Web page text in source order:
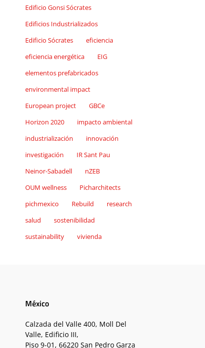
Edificio Gonsi Sócrates
Edificios Industrializados
Edificio Sócrates
eficiencia
eficiencia energética
EIG
elementos prefabricados
environmental impact
European project
GBCe
Horizon 2020
impacto ambiental
industrialización
innovación
investigación
IR Sant Pau
Neinor-Sabadell
nZEB
OUM wellness
Picharchitects
pichmexico
Rebuild
research
salud
sostenibilidad
sustainability
vivienda
México
Calzada del Valle 400, Moll Del
Valle, Edificio III,
Piso 9-01, 66220 San Pedro Garza